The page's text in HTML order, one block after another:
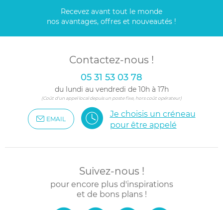
Recevez avant tout le monde
nos avantages, offres et nouveautés !
Contactez-nous !
05 31 53 03 78
du lundi au vendredi de 10h à 17h
(Coût d'un appel local depuis un poste fixe, hors coût opérateur)
EMAIL
Je choisis un créneau
pour être appelé
Suivez-nous !
pour encore plus d'inspirations
et de bons plans !